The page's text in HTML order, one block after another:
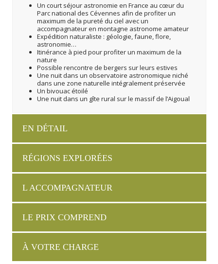
Un court séjour astronomie en France au cœur du
Parc national des Cévennes afin de profiter un
maximum de la pureté du ciel avec un
accompagnateur en montagne astronome amateur
Expédition naturaliste : géologie, faune, flore,
astronomie…
Itinérance à pied pour profiter un maximum de la
nature
Possible rencontre de bergers sur leurs estives
Une nuit dans un observatoire astronomique niché
dans une zone naturelle intégralement préservée
Un bivouac étoilé
Une nuit dans un gîte rural sur le massif de l’Aigoual
EN DÉTAIL
RÉGIONS EXPLORÉES
L ACCOMPAGNATEUR
LE PRIX COMPREND
À VOTRE CHARGE